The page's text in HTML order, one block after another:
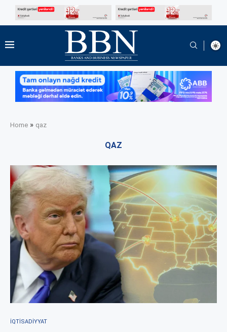
Home » qaz
QAZ
İQTISADIYYAT